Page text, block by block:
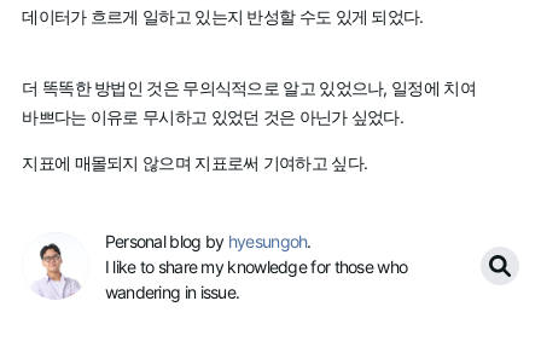
데이터가 흐르게 일하고 있는지 반성할 수도 있게 되었다.
더 똑똑한 방법인 것은 무의식적으로 알고 있었으나, 일정에 치여
바쁘다는 이유로 무시하고 있었던 것은 아닌가 싶었다.
지표에 매몰되지 않으며 지표로써 기여하고 싶다.
Personal blog by hyesungoh.
I like to share my knowledge for those who
wandering in issue.